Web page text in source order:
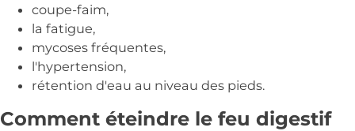
coupe-faim,
la fatigue,
mycoses fréquentes,
l'hypertension,
rétention d'eau au niveau des pieds.
Comment éteindre le feu digestif